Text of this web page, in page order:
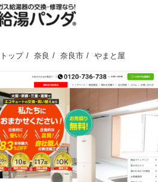
トップ 奈良 奈良市 やまと屋